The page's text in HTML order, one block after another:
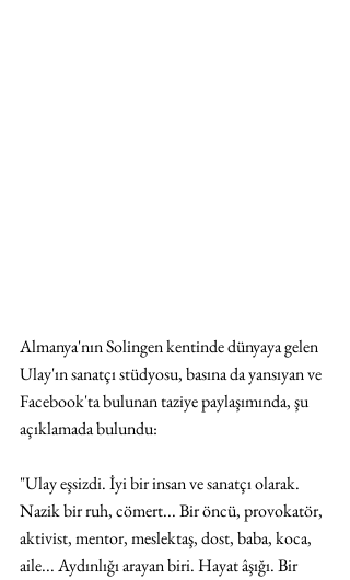
Almanya'nın Solingen kentinde dünyaya gelen
Ulay'ın sanatçı stüdyosu, basına da yansıyan ve
Facebook'ta bulunan taziye paylaşımında, şu
açıklamada bulundu:
"Ulay eşsizdi. İyi bir insan ve sanatçı olarak.
Nazik bir ruh, cömert... Bir öncü, provokatör,
aktivist, mentor, meslektaş, dost, baba, koca,
aile... Aydınlığı arayan biri. Hayat âşığı. Bir